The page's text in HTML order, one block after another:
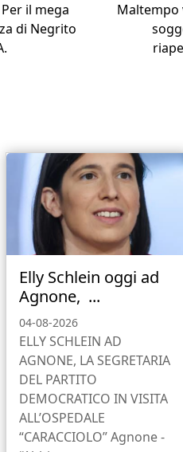
il mega
di Negrito
Maltempo
Elly Schlein oggi ad
Agnone, ...
04-08-2026
ELLY SCHLEIN AD
AGNONE, LA SEGRETARIA
DEL PARTITO
DEMOCRATICO IN VISITA
ALL’OSPEDALE
“CARACCIOLO” Agnone -